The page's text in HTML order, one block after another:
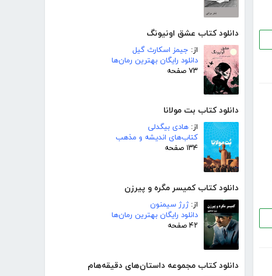
دانلود کتاب عشق اونیونگ
از: جیمز اسکارث گیل
دانلود رایگان بهترین رمان‌ها
۷۳ صفحه
دانلود کتاب بت مولانا
از: هادی بیگدلی
کتاب‌های اندیشه و مذهب
۱۳۴ صفحه
دانلود کتاب کمیسر مگره و پیرزن
از:ژرژ سیمنون
دانلود رایگان بهترین رمان‌ها
۴۲ صفحه
دانلود کتاب مجموعه داستان‌های دقیقه‌هام